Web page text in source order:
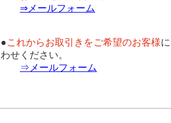
⇒メールフォーム
●これからお取引きをご希望のお客様
わせください。
⇒メールフォーム